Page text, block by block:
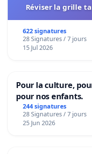
Réviser la grille
622 signatures
28 Signatures / 7 jours
15 Jul 2026
Pour la culture,
pour nos enfants.
244 signatures
28 Signatures / 7 jours
25 Jun 2026